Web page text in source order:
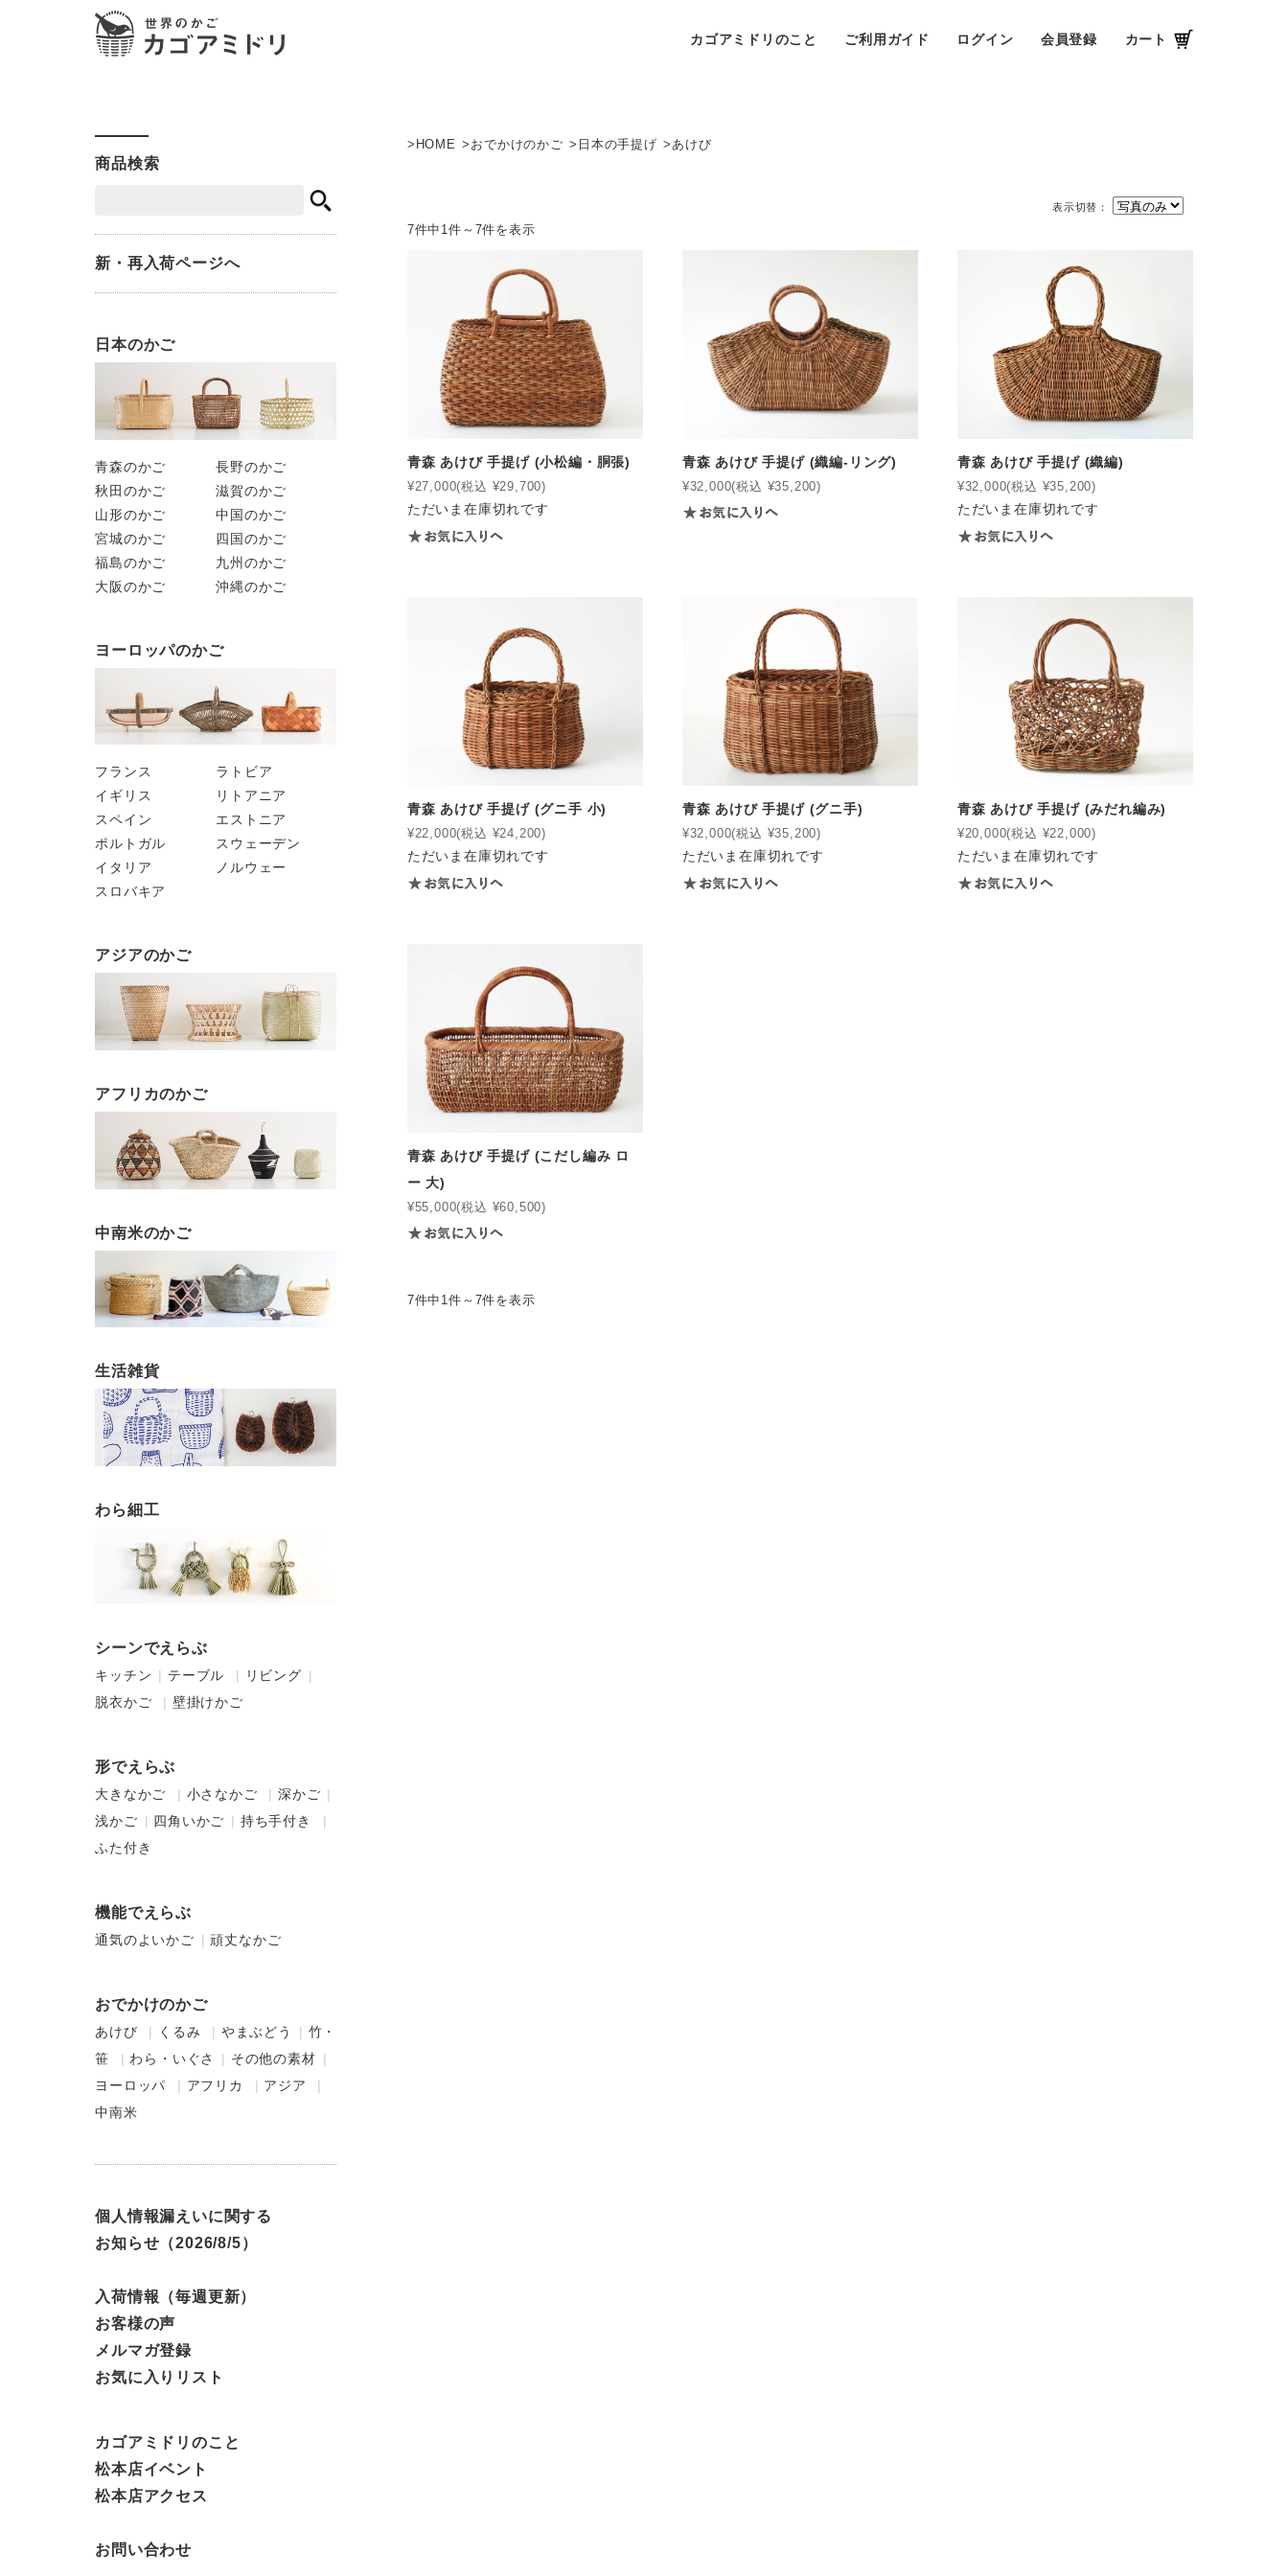
カゴアミドリのこと ご利用ガイド ログイン 会員登録 カート
HOME おでかけのかご 日本の手提げ あけび
表示切替：
7件中1件～7件を表示
青森 あけび 手提げ (小松編・胴張)
¥27,000(税込 ¥29,700)
ただいま在庫切れです
青森 あけび 手提げ (織編-リング)
¥32,000(税込 ¥35,200)
青森 あけび 手提げ (織編)
¥32,000(税込 ¥35,200)
ただいま在庫切れです
青森 あけび 手提げ (グニ手 小)
¥22,000(税込 ¥24,200)
ただいま在庫切れです
青森 あけび 手提げ (グニ手)
¥32,000(税込 ¥35,200)
ただいま在庫切れです
青森 あけび 手提げ (みだれ編み)
¥20,000(税込 ¥22,000)
ただいま在庫切れです
青森 あけび 手提げ (こだし編み ロ
ー 大)
¥55,000(税込 ¥60,500)
7件中1件～7件を表示
商品検索
新・再入荷ページへ
日本のかご
青森のかご
長野のかご
秋田のかご
滋賀のかご
山形のかご
中国のかご
宮城のかご
四国のかご
福島のかご
九州のかご
大阪のかご
沖縄のかご
ヨーロッパのかご
フランス
ラトビア
イギリス
リトアニア
スペイン
エストニア
ポルトガル
スウェーデン
イタリア
ノルウェー
スロバキア
アジアのかご
アフリカのかご
中南米のかご
生活雑貨
わら細工
シーンでえらぶ
キッチン テーブル
リビング
脱衣かご
壁掛けかご
形でえらぶ
大きなかご 小さなかご
深かご
浅かご
四角いかご
持ち手付き
ふた付き
機能でえらぶ
通気のよいかご 頑丈なかご
おでかけのかご
あけび くるみ やまぶどう
竹・
笹
わら・いぐさ
その他の素材
ヨーロッパ
アフリカ
アジア
中南米
個人情報漏えいに関する
お知らせ（2026/8/5）
入荷情報（毎週更新）
お客様の声
メルマガ登録
お気に入りリスト
カゴアミドリのこと
松本店イベント
松本店アクセス
お問い合わせ